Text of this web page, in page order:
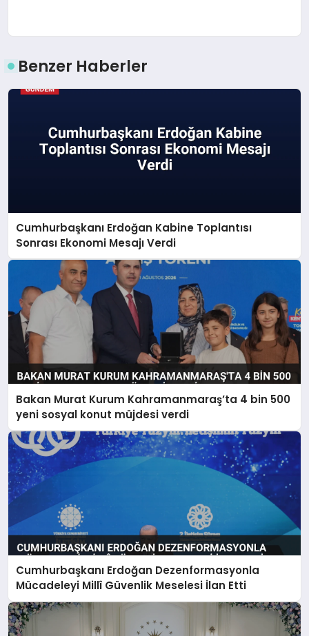
Benzer Haberler
Cumhurbaşkanı Erdoğan Kabine Toplantısı
Sonrası Ekonomi Mesajı Verdi
Bakan Murat Kurum Kahramanmaraş’ta 4 bin 500
yeni sosyal konut müjdesi verdi
Cumhurbaşkanı Erdoğan Dezenformasyonla
Mücadeleyi Millî Güvenlik Meselesi İlan Etti